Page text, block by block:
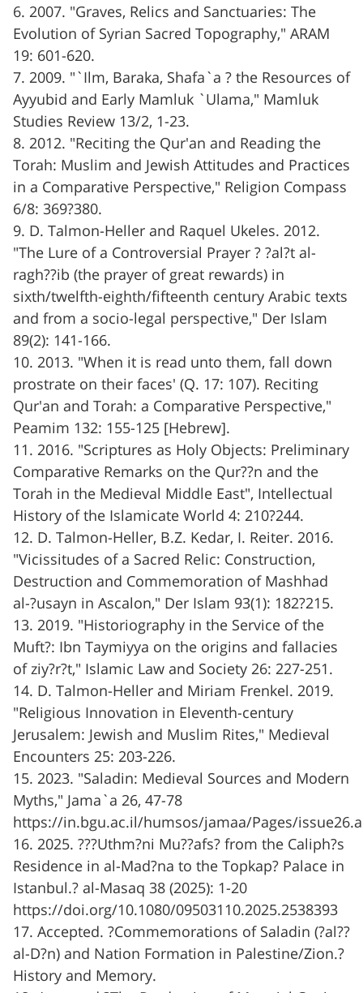
6. 2007. "Graves, Relics and Sanctuaries: The
Evolution of Syrian Sacred Topography," ARAM
19: 601-620.
7. 2009. "`Ilm, Baraka, Shafa`a ? the Resources of
Ayyubid and Early Mamluk `Ulama," Mamluk
Studies Review 13/2, 1-23.
8. 2012. "Reciting the Qur'an and Reading the
Torah: Muslim and Jewish Attitudes and Practices
in a Comparative Perspective," Religion Compass
6/8: 369?380.
9. D. Talmon-Heller and Raquel Ukeles. 2012.
"The Lure of a Controversial Prayer ? ?al?t al-
ragh??ib (the prayer of great rewards) in
sixth/twelfth-eighth/fifteenth century Arabic texts
and from a socio-legal perspective," Der Islam
89(2): 141-166.
10. 2013. "When it is read unto them, fall down
prostrate on their faces' (Q. 17: 107). Reciting
Qur'an and Torah: a Comparative Perspective,"
Peamim 132: 155-125 [Hebrew].
11. 2016. "Scriptures as Holy Objects: Preliminary
Comparative Remarks on the Qur??n and the
Torah in the Medieval Middle East", Intellectual
History of the Islamicate World 4: 210?244.
12. D. Talmon-Heller, B.Z. Kedar, I. Reiter. 2016.
"Vicissitudes of a Sacred Relic: Construction,
Destruction and Commemoration of Mashhad
al-?usayn in Ascalon," Der Islam 93(1): 182?215.
13. 2019. "Historiography in the Service of the
Muft?: Ibn Taymiyya on the origins and fallacies
of ziy?r?t," Islamic Law and Society 26: 227-251.
14. D. Talmon-Heller and Miriam Frenkel. 2019.
"Religious Innovation in Eleventh-century
Jerusalem: Jewish and Muslim Rites," Medieval
Encounters 25: 203-226.
15. 2023. "Saladin: Medieval Sources and Modern
Myths," Jama`a 26, 47-78
https://in.bgu.ac.il/humsos/jamaa/Pages/
16. 2025. ???Uthm?ni Mu??afs? from the Caliph?s
Residence in al-Mad?na to the Topkap? Palace in
Istanbul.? al-Masaq 38 (2025): 1-20
https://doi.org/10.1080/09503110.2025.2538393
17. Accepted. ?Commemorations of Saladin (?al??
al-D?n) and Nation Formation in Palestine/Zion.?
History and Memory.